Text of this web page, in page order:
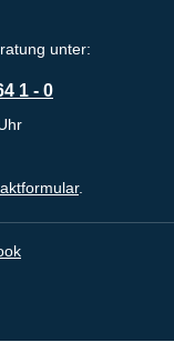
unter:
1 - 0
.